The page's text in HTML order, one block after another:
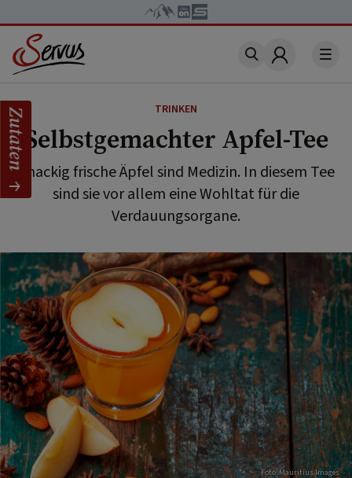
Account
TRINKEN
Selbstgemachter Apfel-Tee
Knackig frische Äpfel sind Medizin. In diesem Tee
sind sie vor allem eine Wohltat für die
Verdauungsorgane.
Foto: Mauritius Images
Zutaten